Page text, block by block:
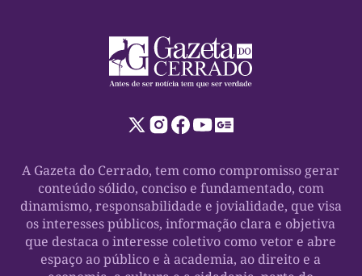
A Gazeta do Cerrado, tem como compromisso gerar
conteúdo sólido, conciso e fundamentado, com
dinamismo, responsabilidade e jovialidade, que visa
os interesses públicos, informação clara e objetiva
que destaca o interesse coletivo como vetor e abre
espaço ao público e à academia, ao direito e a